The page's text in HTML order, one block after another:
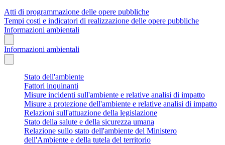
Atti di programmazione delle opere pubbliche
Tempi costi e indicatori di realizzazione delle opere pubbliche
Informazioni ambientali
Informazioni ambientali
Stato dell'ambiente
Fattori inquinanti
Misure incidenti sull'ambiente e relative analisi di impatto
Misure a protezione dell'ambiente e relative analisi di impatto
Relazioni sull'attuazione della legislazione
Stato della salute e della sicurezza umana
Relazione sullo stato dell'ambiente del Ministero
dell'Ambiente e della tutela del territorio